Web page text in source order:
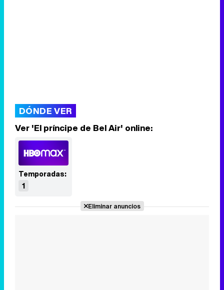
DÓNDE VER
Ver 'El príncipe de Bel Air' online:
Temporadas:
1
Eliminar anuncios